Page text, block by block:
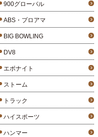
900グローバル
ABS・プロアマ
BIG BOWLING
DV8
エボナイト
ストーム
トラック
ハイスポーツ
ハンマー